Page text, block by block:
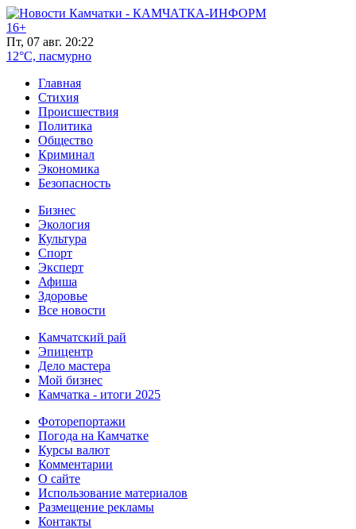
16+
Пт, 07 авг. 20:22
12°C, пасмурно
Главная
Стихия
Происшествия
Политика
Общество
Криминал
Экономика
Безопасность
Бизнес
Экология
Культура
Спорт
Эксперт
Афиша
Здоровье
Все новости
Камчатский рай
Эпицентр
Дело мастера
Мой бизнес
Камчатка - итоги 2025
Фоторепортажи
Погода на Камчатке
Курсы валют
Комментарии
О сайте
Использование материалов
Размещение рекламы
Контакты